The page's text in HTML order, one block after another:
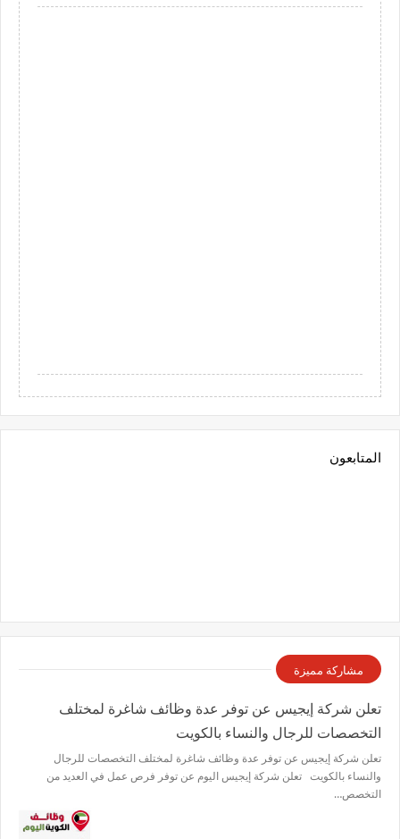
المتابعون
مشاركة مميزة
تعلن شركة إيجيس عن توفر عدة وظائف شاغرة لمختلف
التخصصات للرجال والنساء بالكويت
تعلن شركة إيجيس عن توفر عدة وظائف شاغرة لمختلف التخصصات للرجال
والنساء بالكويت تعلن شركة إيجيس اليوم عن توفر فرص عمل في العديد من
التخصص…